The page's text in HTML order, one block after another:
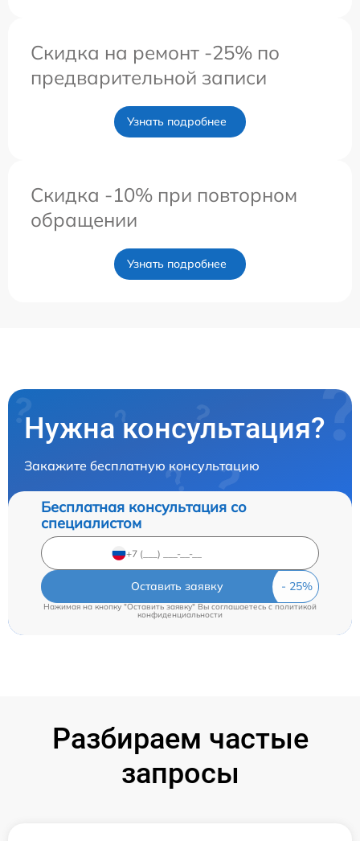
Скидка на ремонт -25% по
предварительной записи
Узнать подробнее
Скидка -10% при повторном
обращении
Узнать подробнее
Нужна консультация?
Закажите бесплатную консультацию
Бесплатная консультация со
специалистом
Оставить заявку
Нажимая на кнопку "Оставить заявку" Вы соглашаетесь c политикой
конфиденциальности
Разбираем частые
запросы